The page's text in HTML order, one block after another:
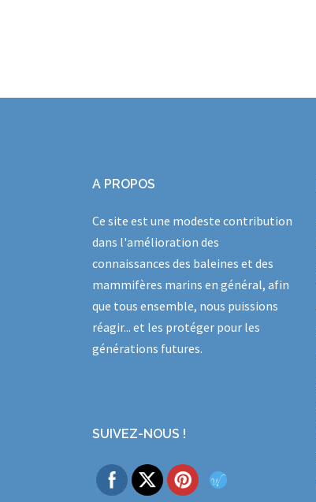
A PROPOS
Ce site est une modeste contribution
dans l'amélioration des
connaissances des baleines et des
mammifères marins en général, afin
que tous ensemble, nous puissions
réagir... et les protéger pour les
générations futures.
SUIVEZ-NOUS !